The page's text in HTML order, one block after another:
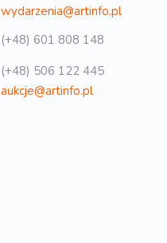
wydarzenia@artinfo.pl
(+48) 601 808 148
(+48) 506 122 445
aukcje@artinfo.pl